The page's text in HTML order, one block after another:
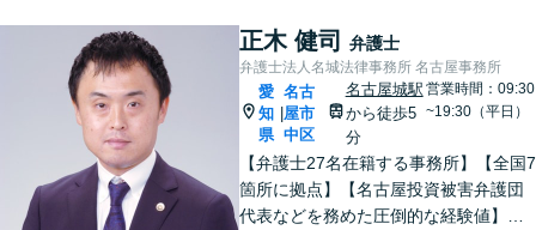
正木 健司 弁護士
弁護士法人名城法律事務所 名古屋事務所
愛
知
県
名古
屋市
中区
名古屋城駅
から徒歩5
分
営業時間：09:30
~19:30（平日）
【弁護士27名在籍する事務所】【全国7
箇所に拠点】【名古屋投資被害弁護団
代表などを務めた圧倒的な経験値】投